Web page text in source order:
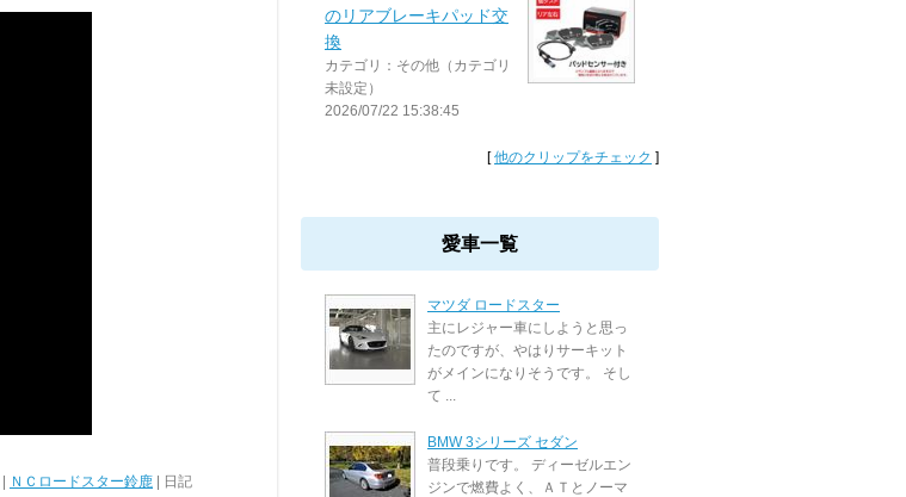
ＮＣロードスター鈴鹿 | 日記
のリアブレーキパッド交
換
カテゴリ：その他（カテゴリ
未設定）
2026/07/22 15:38:45
[他のクリップをチェック ]
愛車一覧
マツダ ロードスター
主にレジャー車にしようと思っ
たのですが、やはりサーキット
がメインになりそうです。 そし
て ...
BMW 3シリーズ セダン
普段乗りです。 ディーゼルエン
ジンで燃費よく、ＡＴとノーマ